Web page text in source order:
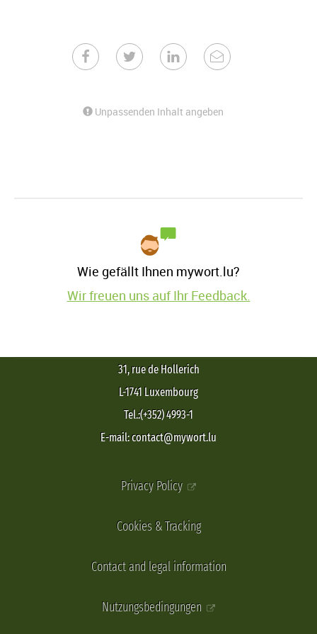
Unpassenden Inhalt angeben
Wie gefällt Ihnen mywort.lu?
Wir freuen uns auf Ihr Feedback.
31, rue de Hollerich
L-1741 Luxembourg
Tel.:(+352) 4993-1
E-mail: contact@mywort.lu
Privacy Policy
Cookies & Tracking
Contact and legal information
Nutzungsbedingungen